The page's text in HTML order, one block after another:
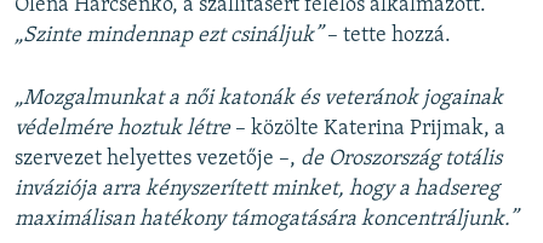
Olena Harcsenko, a szállításért felelős alkalmazott.
„Szinte mindennap ezt csináljuk”– tette hozzá.
„Mozgalmunkat a női katonák és veteránok jogainak
védelmére hoztuk létre– közölte Katerina Prijmak, a
szervezet helyettes vezetője –, de Oroszország totális
inváziója arra kényszerített minket, hogy a hadsereg
maximálisan hatékony támogatására koncentráljunk.”